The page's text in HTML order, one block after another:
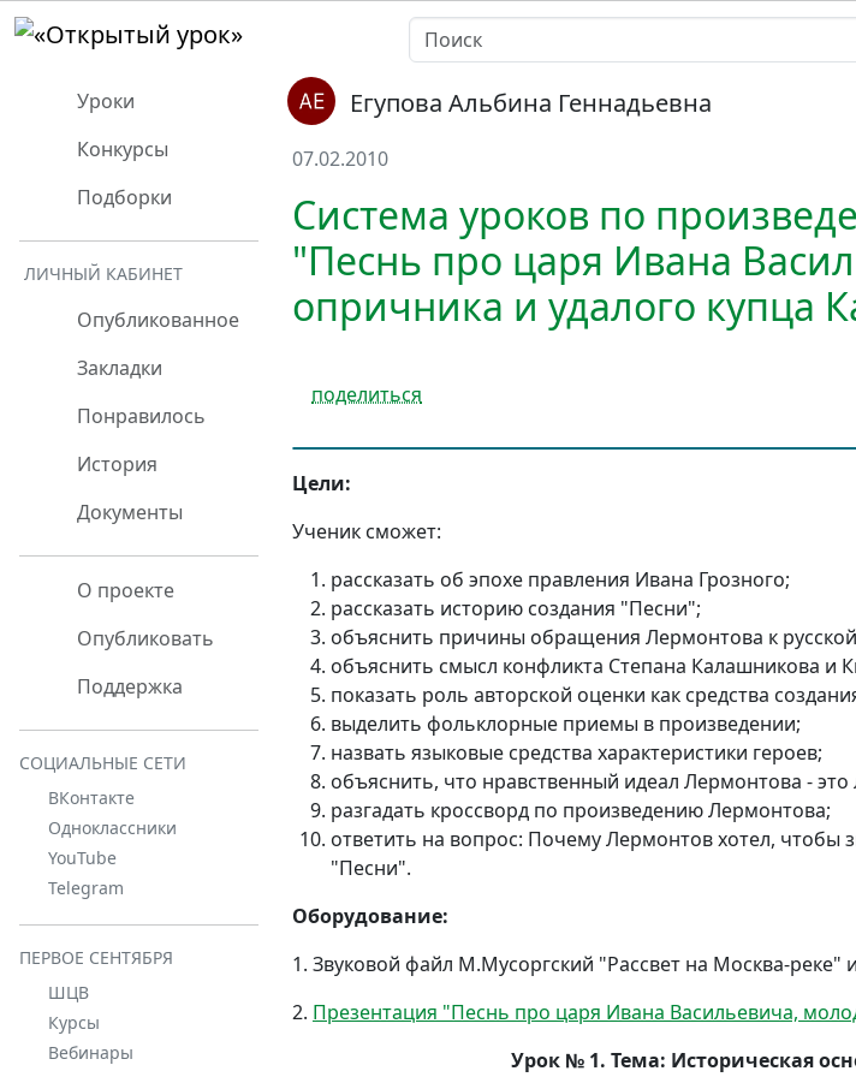
Уроки
Конкурсы
Подборки
ЛИЧНЫЙ КАБИНЕТ
Опубликованное
Закладки
Понравилось
История
Документы
О проекте
Опубликовать
Поддержка
СОЦИАЛЬНЫЕ СЕТИ
ВКонтакте
Одноклассники
YouTube
Telegram
ПЕРВОЕ СЕНТЯБРЯ
ШЦВ
Курсы
Вебинары
Егупова Альбина Геннадьевна
07.02.2010
Система уроков по
"Песнь про царя Ивана
опричника и удалого купца
поделиться
Цели:
Ученик сможет:
рассказать об эпохе правления Ивана Грозного;
рассказать историю создания "Песни";
объяснить причины обращения Лермонтова к
объяснить смысл конфликта Степана Калашникова и
показать роль авторской оценки как средства
выделить фольклорные приемы в произведении;
назвать языковые средства характеристики героев;
объяснить, что нравственный идеал Лермонтова - это
разгадать кроссворд по произведению Лермонтова;
ответить на вопрос: Почему Лермонтов хотел, чтобы
"Песни".
Оборудование:
1. Звуковой файл М.Мусоргский "Рассвет на Москва-
2. Презентация "Песнь про царя Ивана Васильевича,
Урок № 1. Тема: Историческая